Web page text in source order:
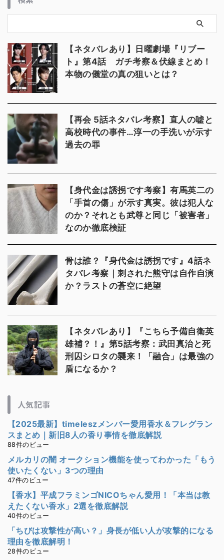
【ネタバレあり】日曜劇場『リブー
ト』第4話 ガチ考察＆伏線まとめ！
本物の儀堂の真の狙いとは？
【再会 5話ネタバレ考察】直人の嘘と
高校時代の事件…淳一の手洗いが示す
過去の罪
【身代金は誘拐です考察】有馬英二の
「手首の傷」が示す真実。彼は犯人な
のか？それとも武尊と同じ「被害者」
なのか徹底検証
骨は誰？『身代金は誘拐です』4話ネ
タバレ考察｜刺された熊守は自作自演
か？ラストの蒼空に絶望
【ネタバレあり】『こちら予備自衛英
雄補？！』第5話考察：武田真治と死
刑囚シロタの襲来！「融合」は最強の
盾になるか？
人気記事
【2025最新】timeleszメンバー愛用香水＆フレグラン
スまとめ｜新旧8人の香り事情を徹底解説
88件のビュー
メルカリの闇 オークション機能を使ってわかった「もう
使いたくない」3つの理由
47件のビュー
【香水】平成フラミンゴNICOちゃん愛用！「本当は教
えたくない香水」2選を徹底解説
40件のビュー
「ちびは攻撃性が高い？」身長が低い人が攻撃的になる
理由を徹底解明！
28件のビュー